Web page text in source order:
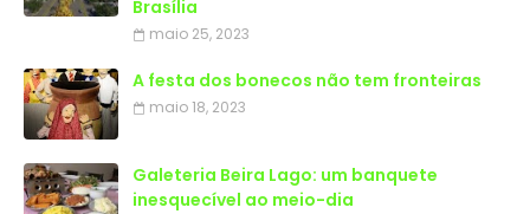
Brasília
maio 25, 2023
A festa dos bonecos não tem fronteiras
maio 18, 2023
Galeteria Beira Lago: um banquete
inesquecível ao meio-dia